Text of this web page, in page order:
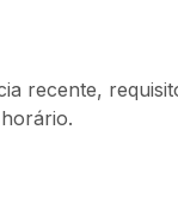
recente,